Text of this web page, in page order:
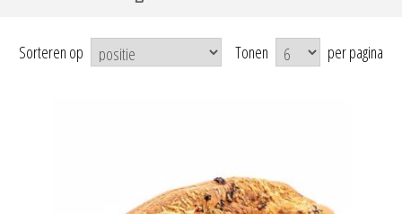
Sorteren op Tonen per pagina